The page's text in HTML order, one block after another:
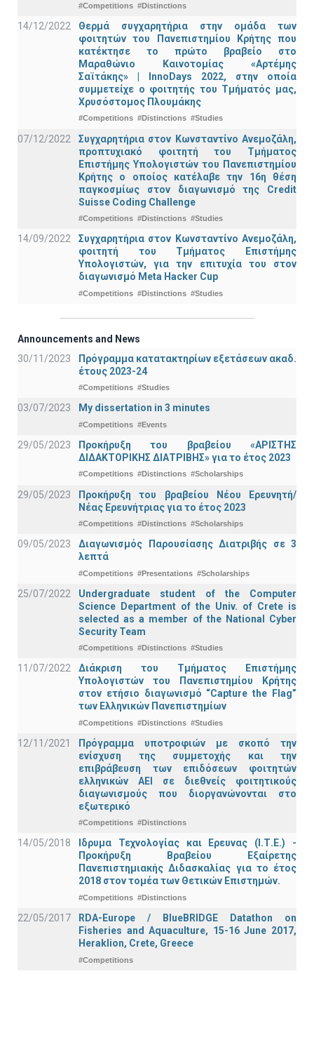
#Competitions #Distinctions
14/12/2022
Θερμά συγχαρητήρια στην ομάδα των
φοιτητών του Πανεπιστημίου Κρήτης που
κατέκτησε το πρώτο βραβείο στο
Μαραθώνιο Καινοτομίας «Αρτέμης
Σαϊτάκης» | InnoDays 2022, στην οποία
συμμετείχε ο φοιτητής του Τμήματός μας,
Χρυσόστομος Πλουμάκης
#Competitions #Distinctions #Studies
07/12/2022
Συγχαρητήρια στον Κωνσταντίνο Ανεμοζάλη,
προπτυχιακό φοιτητή του Τμήματος
Επιστήμης Υπολογιστών του Πανεπιστημίου
Κρήτης ο οποίος κατέλαβε την 16η θέση
παγκοσμίως στον διαγωνισμό της Credit
Suisse Coding Challenge
#Competitions #Distinctions #Studies
14/09/2022
Συγχαρητήρια στον Κωνσταντίνο Ανεμοζάλη,
φοιτητή του Τμήματος Επιστήμης
Υπολογιστών, για την επιτυχία του στον
διαγωνισμό Meta Hacker Cup
#Competitions #Distinctions #Studies
Announcements and News
30/11/2023
Πρόγραμμα κατατακτηρίων εξετάσεων ακαδ.
έτους 2023-24
#Competitions #Studies
03/07/2023 My dissertation in 3 minutes
#Competitions #Events
29/05/2023
Προκήρυξη του βραβείου «ΑΡΙΣΤΗΣ
ΔΙΔΑΚΤΟΡΙΚΗΣ ΔΙΑΤΡΙΒΗΣ» για το έτος 2023
#Competitions #Distinctions #Scholarships
29/05/2023
Προκήρυξη του βραβείου Νέου Ερευνητή/
Νέας Ερευνήτριας για το έτος 2023
#Competitions #Distinctions #Scholarships
09/05/2023
Διαγωνισμός Παρουσίασης Διατριβής σε 3
λεπτά
#Competitions #Presentations #Scholarships
25/07/2022
Undergraduate student of the Computer
Science Department of the Univ. of Crete is
selected as a member of the National Cyber
Security Team
#Competitions #Distinctions #Studies
11/07/2022
Διάκριση του Τμήματος Επιστήμης
Υπολογιστών του Πανεπιστημίου Κρήτης
στον ετήσιο διαγωνισμό “Capture the Flag”
των Ελληνικών Πανεπιστημίων
#Competitions #Distinctions #Studies
12/11/2021
Πρόγραμμα υποτροφιών με σκοπό την
ενίσχυση της συμμετοχής και την
επιβράβευση των επιδόσεων φοιτητών
ελληνικών ΑΕΙ σε διεθνείς φοιτητικούς
διαγωνισμούς που διοργανώνονται στο
εξωτερικό
#Competitions #Distinctions
14/05/2018
Ιδρυμα Τεχνολογίας και Ερευνας (Ι.Τ.Ε.) -
Προκήρυξη Βραβείου Εξαίρετης
Πανεπιστημιακής Διδασκαλίας για το έτος
2018 στον τομέα των Θετικών Επιστημών.
#Competitions #Distinctions
22/05/2017
RDA-Europe / BlueBRIDGE Datathon on
Fisheries and Aquaculture, 15-16 June 2017,
Heraklion, Crete, Greece
#Competitions